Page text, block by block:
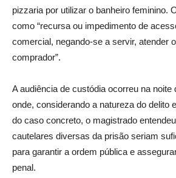
pizzaria por utilizar o banheiro feminino.
como “recursa ou impedimento de
comercial, negando-se a servir, atender
comprador”.
A audiência de custódia ocorreu na noite
onde, considerando a natureza do delito
do caso concreto, o magistrado
cautelares diversas da prisão seriam
para garantir a ordem pública e
penal.